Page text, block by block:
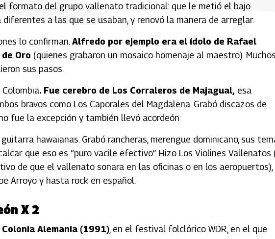
formato del grupo vallenato tradicional: que le metió el bajo
a las que se usaban, y renovó la manera de arreglar.
lo confirman. Alfredo por ejemplo era el ídolo de Rafael
Oro (quienes grabaron un mosaico homenaje al maestro).
sus pasos.
. Fue cerebro de Los Corraleros de Majagual, esa
bravos como Los Caporales del Magdalena. Grabó discazos de
fue la excepción y también llevó acordeón
hawaianas. Grabó rancheras, merengue dominicano, sus
que eso es “puro vacile efectivo”. Hizo Los Violines Vallenatos
de que el vallenato sonara en las oficinas o en los aeropuertos),
Arroyo y hasta rock en español.
X 2
Alemania (1991) , en el festival folclórico WDR, en el que